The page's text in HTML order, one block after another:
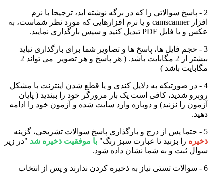
2 - پاسخ سوالاتی را که در برگه نوشته اید، ترجیحا با نرم
افزار camscanner و یا نرم افزارهایی که مورد نظر شماست، به
عکس و یا فایل PDF تبدیل کنید و سپس بارگذاری نمایید
.
3 - حجم فایل ها، پاسخ ها و تصاویر شما برای بارگذاری نباید
بیشتر از 2 مگابایت باشد. ( هر پاسخ و هر تصویر می تواند 2
مگابایت باشد )
4 - در صورتیکه به دلایل کندی و یا قطع شدن اینترنت با مشکل
روبرو شدید، کافی است یک بار مرورگر خود را ببندید ( پایان
آزمون را نزنید) و دوباره وارد سایت شده و آزمون خود را ادامه
دهید.
5 - حتما پس از درج و بارگذاری پاسخ سوالات تشریحی، گزینه
ذخیره را بزنید تا عبارت سبز رنگ" با موفقیت ذخیره شد "در زیر
سوال ثبت و به شما نشان داده شود.
6 - سوالات تستی نیاز به ذخیره کردن ندارند و پس از انتخاب